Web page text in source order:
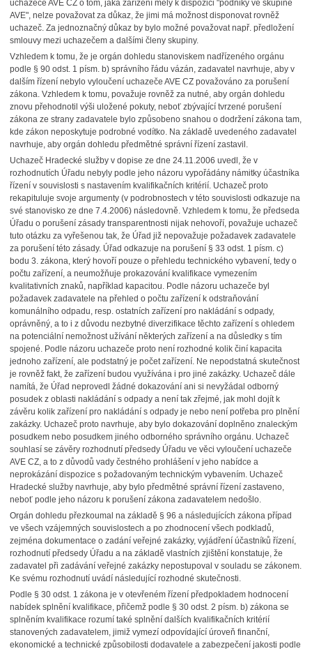
uchazeče AVE CZ o tom, jaká zařízení měly k dispozici "podniky ve skupině
AVE", nelze považovat za důkaz, že jimi má možnost disponovat rovněž
uchazeč. Za jednoznačný důkaz by bylo možné považovat např. předložení
smlouvy mezi uchazečem a dalšími členy skupiny.
Vzhledem k tomu, že je orgán dohledu stanoviskem nadřízeného orgánu
podle § 90 odst. 1 písm. b) správního řádu vázán, zadavatel navrhuje, aby v
dalším řízení nebylo vyloučení uchazeče AVE CZ považováno za porušení
zákona. Vzhledem k tomu, považuje rovněž za nutné, aby orgán dohledu
znovu přehodnotil výši uložené pokuty, neboť zbývající tvrzené porušení
zákona ze strany zadavatele bylo způsobeno snahou o dodržení zákona tam,
kde zákon neposkytuje podrobné vodítko. Na základě uvedeného zadavatel
navrhuje, aby orgán dohledu předmětné správní řízení zastavil.
Uchazeč Hradecké služby v dopise ze dne 24.11.2006 uvedl, že v
rozhodnutích Úřadu nebyly podle jeho názoru vypořádány námitky účastníka
řízení v souvislosti s nastavením kvalifikačních kritérií. Uchazeč proto
rekapituluje svoje argumenty (v podrobnostech v této souvislosti odkazuje na
své stanovisko ze dne 7.4.2006) následovně. Vzhledem k tomu, že předseda
Úřadu o porušení zásady transparentnosti nijak nehovoří, považuje uchazeč
tuto otázku za vyřešenou tak, že Úřad již nepovažuje požadavek zadavatele
za porušení této zásady. Úřad odkazuje na porušení § 33 odst. 1 písm. c)
bodu 3. zákona, který hovoří pouze o přehledu technického vybavení, tedy o
počtu zařízení, a neumožňuje prokazování kvalifikace vymezením
kvalitativních znaků, například kapacitou. Podle názoru uchazeče byl
požadavek zadavatele na přehled o počtu zařízení k odstraňování
komunálního odpadu, resp. ostatních zařízení pro nakládání s odpady,
oprávněný, a to i z důvodu nezbytné diverzifikace těchto zařízení s ohledem
na potenciální nemožnost užívání některých zařízení a na důsledky s tím
spojené. Podle názoru uchazeče proto není rozhodné kolik činí kapacita
jednoho zařízení, ale podstatný je počet zařízení. Ne nepodstatná skutečnost
je rovněž fakt, že zařízení budou využívána i pro jiné zakázky. Uchazeč dále
namítá, že Úřad neprovedl žádné dokazování ani si nevyžádal odborný
posudek z oblasti nakládání s odpady a není tak zřejmé, jak mohl dojít k
závěru kolik zařízení pro nakládání s odpady je nebo není potřeba pro plnění
zakázky. Uchazeč proto navrhuje, aby bylo dokazování doplněno znaleckým
posudkem nebo posudkem jiného odborného správního orgánu. Uchazeč
souhlasí se závěry rozhodnutí předsedy Úřadu ve věci vyloučení uchazeče
AVE CZ, a to z důvodů vady čestného prohlášení v jeho nabídce a
neprokázání dispozice s požadovaným technickým vybavením. Uchazeč
Hradecké služby navrhuje, aby bylo předmětné správní řízení zastaveno,
neboť podle jeho názoru k porušení zákona zadavatelem nedošlo.
Orgán dohledu přezkoumal na základě § 96 a následujících zákona případ
ve všech vzájemných souvislostech a po zhodnocení všech podkladů,
zejména dokumentace o zadání veřejné zakázky, vyjádření účastníků řízení,
rozhodnutí předsedy Úřadu a na základě vlastních zjištění konstatuje, že
zadavatel při zadávání veřejné zakázky nepostupoval v souladu se zákonem.
Ke svému rozhodnutí uvádí následující rozhodné skutečnosti.
Podle § 30 odst. 1 zákona je v otevřeném řízení předpokladem hodnocení
nabídek splnění kvalifikace, přičemž podle § 30 odst. 2 písm. b) zákona se
splněním kvalifikace rozumí také splnění dalších kvalifikačních kritérií
stanovených zadavatelem, jimiž vymezí odpovídající úroveň finanční,
ekonomické a technické způsobilosti dodavatele a zabezpečení jakosti podle